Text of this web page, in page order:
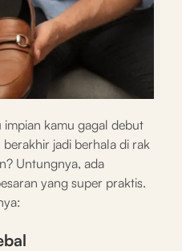
kamu gagal debut
jadi berhala di rak
Untungnya, ada
yang super praktis.